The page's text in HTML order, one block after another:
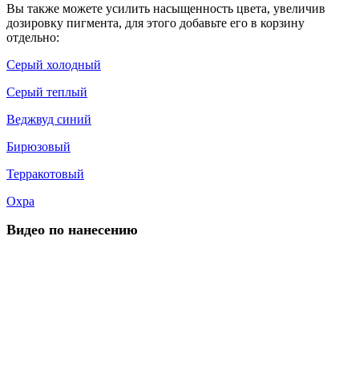
Вы также можете усилить насыщенность цвета, увеличив
дозировку пигмента, для этого добавьте его в корзину
отдельно:
Серый холодный
Серый теплый
Веджвуд синий
Бирюзовый
Терракотовый
Охра
Видео по нанесению